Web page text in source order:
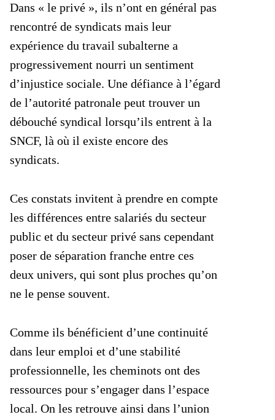
Dans « le privé », ils n’ont en général pas
rencontré de syndicats mais leur
expérience du travail subalterne a
progressivement nourri un sentiment
d’injustice sociale. Une défiance à l’égard
de l’autorité patronale peut trouver un
débouché syndical lorsqu’ils entrent à la
SNCF, là où il existe encore des
syndicats.
Ces constats invitent à prendre en compte
les différences entre salariés du secteur
public et du secteur privé sans cependant
poser de séparation franche entre ces
deux univers, qui sont plus proches qu’on
ne le pense souvent.
Comme ils bénéficient d’une continuité
dans leur emploi et d’une stabilité
professionnelle, les cheminots ont des
ressources pour s’engager dans l’espace
local. On les retrouve ainsi dans l’union